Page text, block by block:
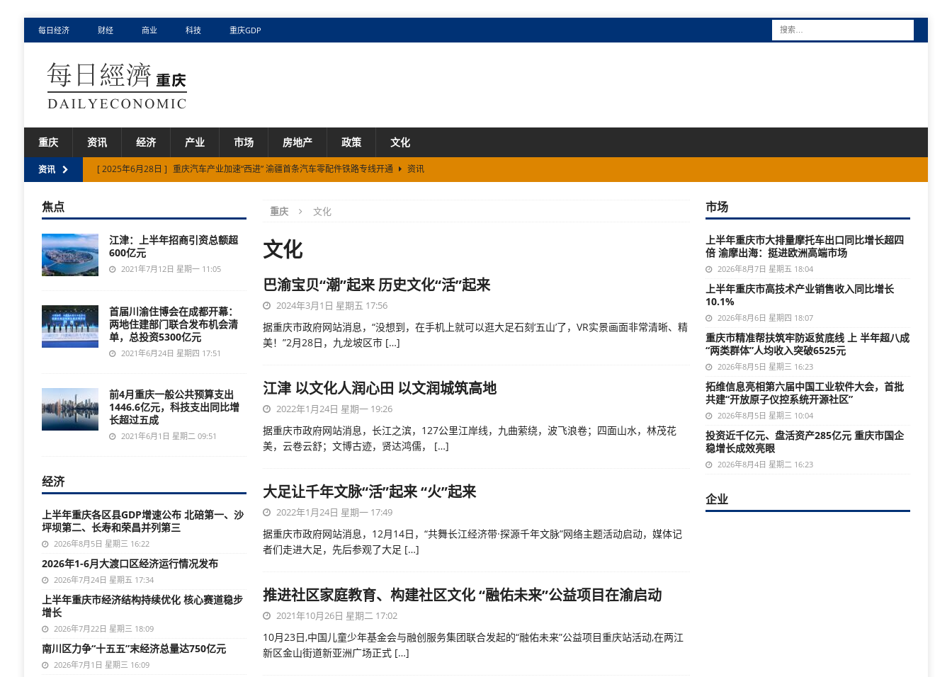
每日经济 财经 商业 科技 重庆GDP
重庆 资讯 经济 产业 市场 房地产 政策 文化
资讯 [ 2025年6月28日 ] 重庆汽车产业加速“西进” 渝疆首条汽车零配件铁路专线开通
资讯
[ 2025年11月13日 ] 重庆市已培育专精特新中小企业5738家
重庆 文化
文化
巴渝宝贝“潮”起来 历史文化“活”起来
2024年3月1日 星期五 17:56
据重庆市政府网站消息，“没想到，在手机上就可以逛大足石刻‘五山’了，VR实景画面非常清晰、精
美！”2月28日，九龙坡区市 […]
江津 以文化人润心田 以文润城筑高地
2022年1月24日 星期一 19:26
据重庆市政府网站消息，长江之滨，127公里江岸线，九曲萦绕，波飞浪卷；四面山水，林茂花
美，云卷云舒；文博古迹，贤达鸿儒， […]
大足让千年文脉“活”起来 “火”起来
2022年1月24日 星期一 17:49
据重庆市政府网站消息，12月14日，“共舞长江经济带·探源千年文脉”网络主题活动启动，媒体记
者们走进大足，先后参观了大足 […]
推进社区家庭教育、构建社区文化 “融佑未来”公益项目在渝启动
2021年10月26日 星期二 17:02
10月23日,中国儿童少年基金会与融创服务集团联合发起的“融佑未来”公益项目重庆站活动,在两江
新区金山街道新亚洲广场正式 […]
焦点
江津：上半年招商引资总额超
600亿元
2021年7月12日 星期一 11:05
首届川渝住博会在成都开幕：
两地住建部门联合发布机会清
单，总投资5300亿元
2021年6月24日 星期四 17:51
前4月重庆一般公共预算支出
1446.6亿元，科技支出同比增
长超过五成
2021年6月1日 星期二 09:51
经济
上半年重庆各区县GDP增速公布 北碚第一、沙
坪坝第二、长寿和荣昌并列第三
2026年8月5日 星期三 16:22
2026年1-6月大渡口区经济运行情况发布
2026年7月24日 星期五 17:34
上半年重庆市经济结构持续优化 核心赛道稳步
增长
2026年7月22日 星期三 18:09
南川区力争“十五五”末经济总量达750亿元
2026年7月1日 星期三 16:09
市场
上半年重庆市大排量摩托车出口同比增长超四
倍 渝摩出海：挺进欧洲高端市场
2026年8月7日 星期五 18:04
上半年重庆市高技术产业销售收入同比增长
10.1%
2026年8月6日 星期四 18:07
重庆市精准帮扶筑牢防返贫底线 上 半年超八成
“两类群体”人均收入突破6525元
2026年8月5日 星期三 16:23
拓维信息亮相第六届中国工业软件大会，首批
共建“开放原子仪控系统开源社区”
2026年8月5日 星期三 10:04
投资近千亿元、盘活资产285亿元 重庆市国企
稳增长成效亮眼
2026年8月4日 星期二 16:23
企业